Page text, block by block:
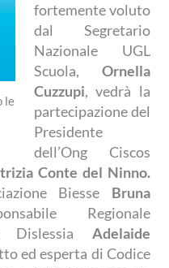
le
fortemente voluto
dal Segretario
Nazionale UGL
Scuola, Ornella
Cuzzupi, vedrà la
partecipazione del
Presidente
dell’Ong Ciscos
Conte del Ninno.
Biesse Bruna
Regionale
Dislessia Adelaide
ed esperta di Codice